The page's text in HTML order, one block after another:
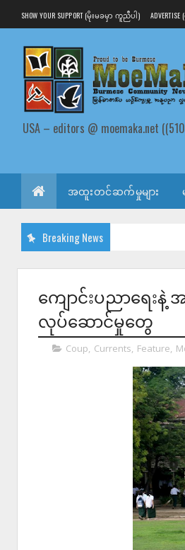
SHOW YOUR SUPPORT (မိုးမခမှာ ကူညီပါ)
USA – editors @ moemaka.net
အထူးတင်ဆက်မှုများ
Breaking News
ကျောင်းပညာရေ
လုပ်ဆောင်မှုတွေ
Coup, Currents, Feature,